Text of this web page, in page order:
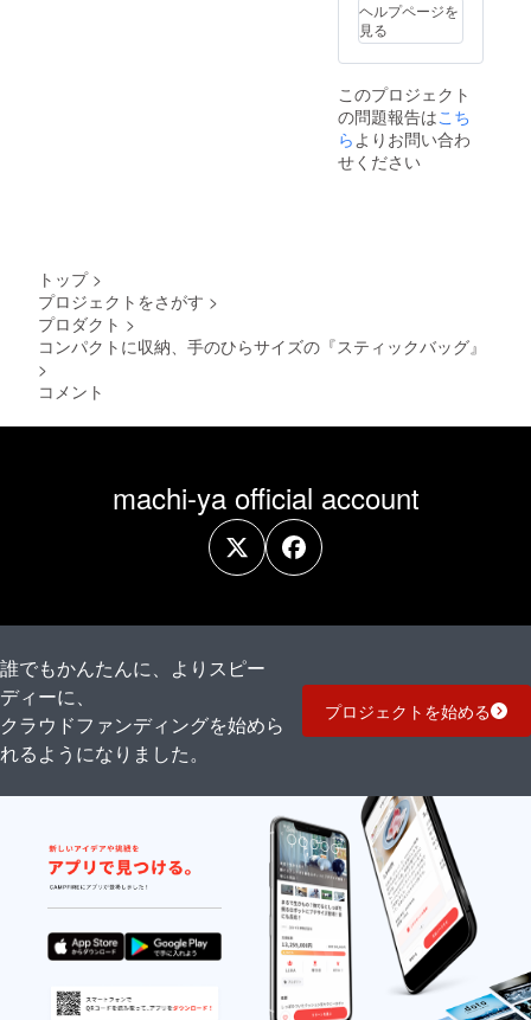
ヘルプページを
見る
このプロジェクト
の問題報告はこち
らよりお問い合わ
せください
トップ >
プロジェクトをさがす >
プロダクト >
コンパクトに収納、手のひらサイズの『スティックバッグ』
>
コメント
machi-ya official account
誰でもかんたんに、よりスピー
ディーに、
クラウドファンディングを始めら
れるようになりました。
プロジェクトを始める